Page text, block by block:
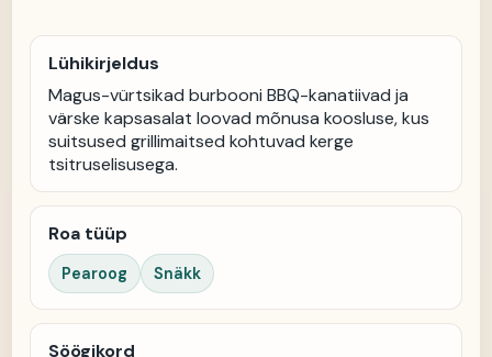
Lühikirjeldus
Magus-vürtsikad burbooni BBQ-kanatiivad ja
värske kapsasalat loovad mõnusa koosluse, kus
suitsused grillimaitsed kohtuvad kerge
tsitruselisusega.
Roa tüüp
Pearoog Snäkk
Söögikord